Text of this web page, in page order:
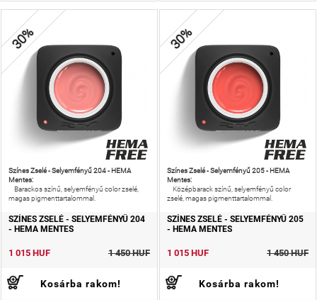
30%
Színes Zselé - Selyemfényű 204 - HEMA
Mentes:
Barackos színű, selyemfényű color zselé,
magas pigmenttartalommal.
SZÍNES ZSELÉ - SELYEMFÉNYŰ 204
- HEMA MENTES
1 015 HUF 1 450 HUF
Kosárba rakom!
30%
Színes Zselé - Selyemfényű 205 - HEMA
Mentes:
Középbarack színű, selyemfényű color
zselé, magas pigmenttartalommal.
SZÍNES ZSELÉ - SELYEMFÉNYŰ 205
- HEMA MENTES
1 015 HUF 1 450 HUF
Kosárba rakom!